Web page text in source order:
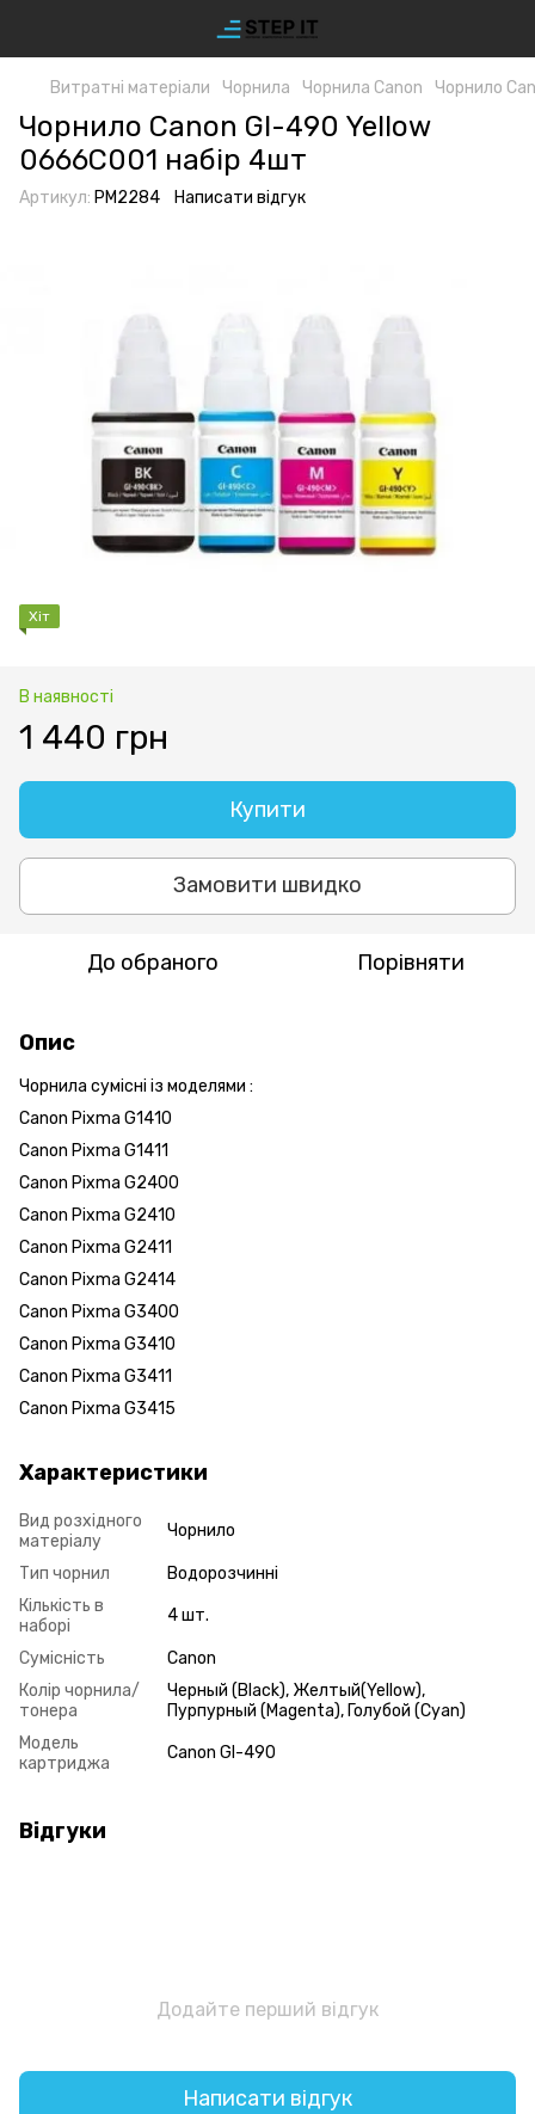
Витратні матеріали Чорнила Чорнила Canon Чорнило
Чорнило Canon GI-490 Yellow
0666C001 набір 4шт
Артикул: PM2284 Написати відгук
Хіт
В наявності
1 440 грн
Купити
Замовити швидко
До обраного Порівняти
Опис
Чорнила сумісні із моделями :
Canon Pixma G1410
Canon Pixma G1411
Canon Pixma G2400
Canon Pixma G2410
Canon Pixma G2411
Canon Pixma G2414
Canon Pixma G3400
Canon Pixma G3410
Canon Pixma G3411
Canon Pixma G3415
Характеристики
Вид розхідного
матеріалу
Чорнило
Тип чорнил
Водорозчинні
Кількість в
наборі
4 шт.
Сумісність
Canon
Колір чорнила/
тонера
Черный (Black), Желтый(Yellow),
Пурпурный (Magenta), Голубой (Cyan)
Модель
картриджа
Canon GI-490
Відгуки
Додайте перший відгук
Написати відгук